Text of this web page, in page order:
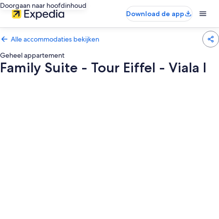
Doorgaan naar hoofdinhoud
Download de app
Alle accommodaties bekijken
Geheel appartement
Family Suite - Tour Eiffel - Viala I